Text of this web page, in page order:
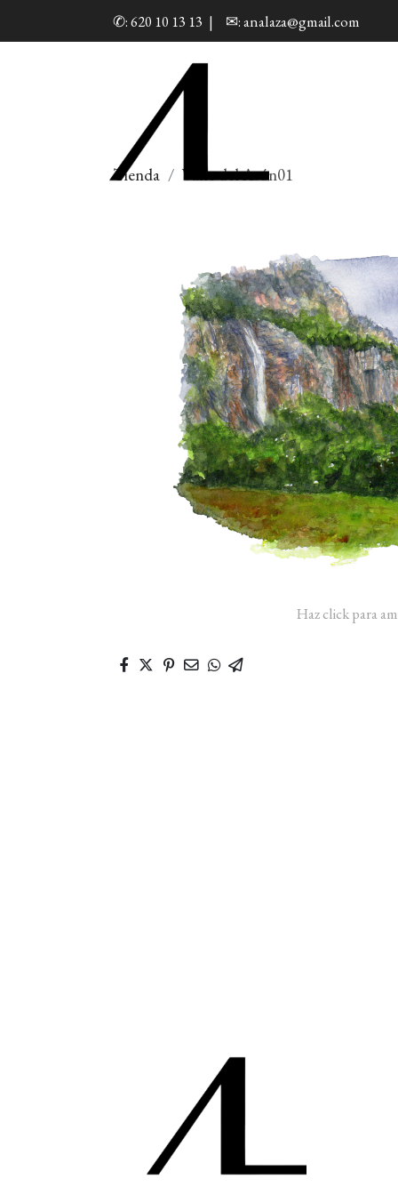
✆: 620 10 13 13 | ✉: analaza@gmail.com
Tienda Valle del Asón01
Haz click para